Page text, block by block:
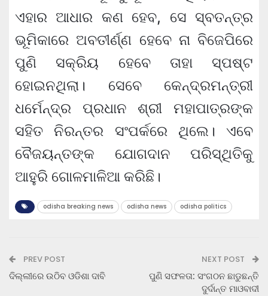
ଏହାର ଆଧାର କଣ ହେବ, ସେ ସ୍ବତନ୍ତ୍ର
ଭୂମିକାରେ ଅବତୀର୍ଣ୍ଣ ହେବେ ନା ବିଜେପିରେ
ପୁଣି ସକ୍ରିୟ ହେବେ ତାହା ସ୍ପଷ୍ଟ
ହୋଇନଥିଲା। ସେବେ କେନ୍ଦ୍ରମନ୍ତ୍ରୀ
ଧର୍ମେନ୍ଦ୍ର ପ୍ରଧାନ ଶ୍ରୀ ମହାପାତ୍ରଙ୍କ
ସହିତ ନିରନ୍ତର ସଂପର୍କରେ ଥିଲେ। ଏବେ
ବୈଜୟନ୍ତଙ୍କ ଯୋଗଦାନ ପରିସ୍ଥିତିକୁ
ଆହୁରି ଗୋଳମାଳିଆ କରିଛି।
odisha breaking news odisha news odisha politics
PREV POST
ଦିଲ୍ଲୀରେ ଉଠିବ ଓଡିଶା ଦାବି
NEXT POST
ପୁଣି ସଫଳତା: ସଂଗଠନ ଛାଡୁଛନ୍ତି
ଦୁର୍ଦାନ୍ତ ମାଓବାଦୀ